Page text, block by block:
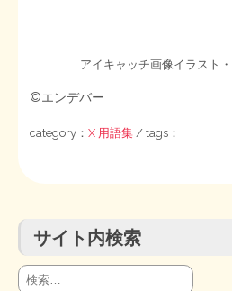
たかの経世済民イラスト集
用語集
アイキャッチ画像イラスト・
©エンデバー
category：X 用語集 / tags：
サイト内検索
検